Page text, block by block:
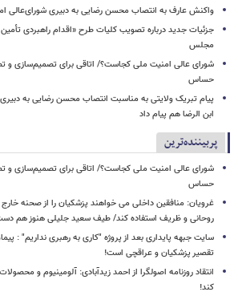
واکنش عارف به انتصاب محسن رضایی به دبیری شورای‌عالی
جزئیات جدید درباره تصویب کلیات طرح «اقدام راهبردی
مجلس
شورای عالی امنیت ملی کجاست؟/ اتاقی برای تصمیم‌سازی و
حساس
پیام تبریک ولایتی به مناسبت انتصاب محسن رضایی به
ابن الرضا هم پیام داد
پربیننده‌ترین
شورای عالی امنیت ملی کجاست؟/ اتاقی برای تصمیم‌سازی و
حساس
غرویان: منافقین داخلی می خواهند پزشکیان را از صحنه خارج
روحانی و ظریف استفاده کند/ طیف سعید جلیلی هنوز هم
سایت جبهه پایداری بعد از پروژه "کاری به رهبری نداریم" :
تقصیر پزشکیان و عراقچی است!
انتقاد روزنامه اصولگرا از احمد زیدآبادی: آلومینیوم و
کند!